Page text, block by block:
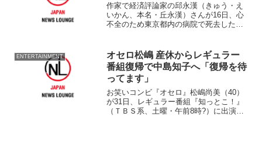
作家で経済評論家の邱永漢（きゅう・え
いかん、本名・丘永漢）さんが16日、心
不全のため東京都内の病院で死去した。
香港に亡命。対日貿易を始め
ENTERTAINMENT
オセロ松嶋 産休からレギュラー
番組復帰で中島知子へ「復帰を待
ってます」
お笑いコンビ『オセロ』松嶋尚美（40）
が31日、レギュラー番組『知っとこ！』
（ＴＢＳ系、土曜・午前8時?）に出演